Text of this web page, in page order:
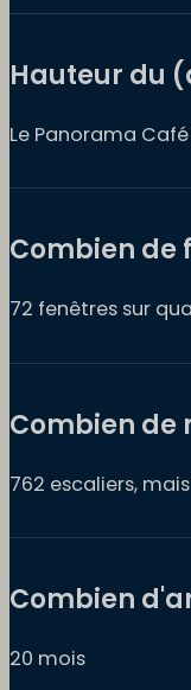
Hauteur du
Le Panorama
Combien de
72 fenêtres sur
Combien de
762 escaliers,
Combien
20 mois